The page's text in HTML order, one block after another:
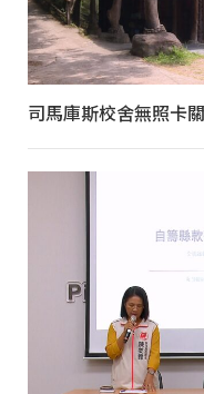
司馬庫斯校舍無照卡